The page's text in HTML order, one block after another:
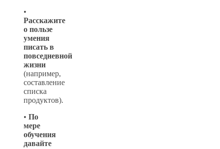
•
Расскажите
о пользе
умения
писать в
повседневной
жизни
(например,
составление
списка
продуктов).
• По
мере
обучения
давайте